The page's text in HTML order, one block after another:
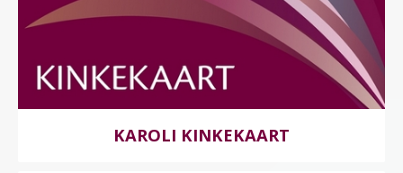
KAROLI KINKEKAART